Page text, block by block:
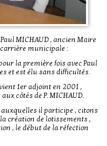
MICHAUD , ancien Maire
carrière municipale :
la première fois avec Paul
et est élu sans difficultés.
1er adjoint en 2001 ,
côtés de P. MICHAUD.
il participe , citons
création de lotissements ,
, le début de la réfection